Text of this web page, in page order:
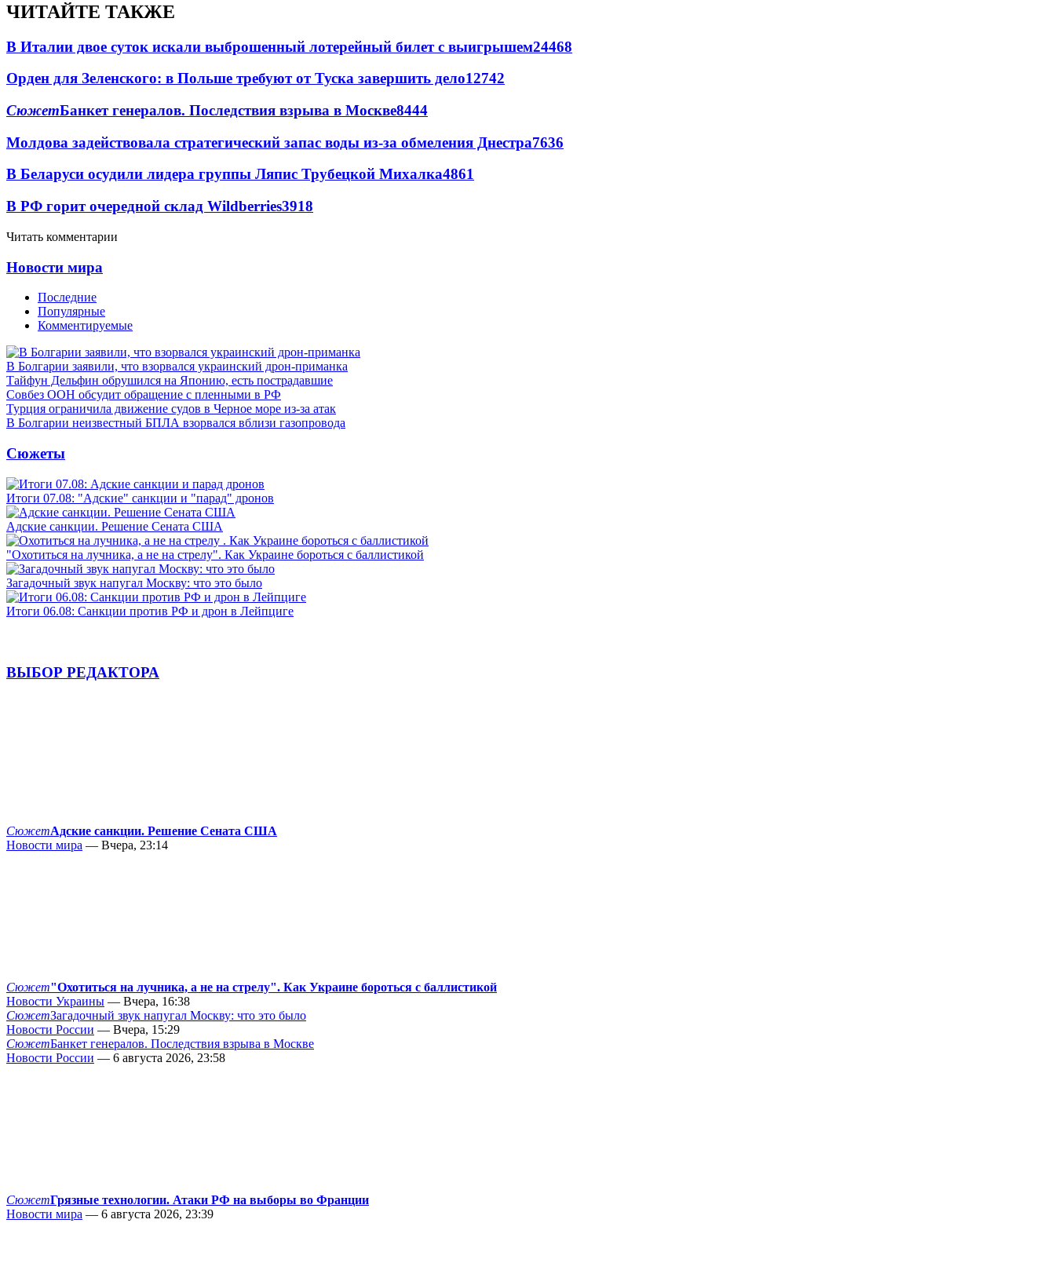
ЧИТАЙТЕ ТАКЖЕ
В Италии двое суток искали выброшенный лотерейный билет с выигрышем24468
Орден для Зеленского: в Польше требуют от Туска завершить дело12742
СюжетБанкет генералов. Последствия взрыва в Москве8444
Молдова задействовала стратегический запас воды из-за обмеления Днестра7636
В Беларуси осудили лидера группы Ляпис Трубецкой Михалка4861
В РФ горит очередной склад Wildberries3918
Читать комментарии
Новости мира
Последние
Популярные
Комментируемые
В Болгарии заявили, что взорвался украинский дрон-приманка
Тайфун Дельфин обрушился на Японию, есть пострадавшие
Совбез ООН обсудит обращение с пленными в РФ
Турция ограничила движение судов в Черное море из-за атак
В Болгарии неизвестный БПЛА взорвался вблизи газопровода
Сюжеты
Итоги 07.08: "Адские" санкции и "парад" дронов
Адские санкции. Решение Сената США
"Охотиться на лучника, а не на стрелу". Как Украине бороться с баллистикой
Загадочный звук напугал Москву: что это было
Итоги 06.08: Санкции против РФ и дрон в Лейпциге
ВЫБОР РЕДАКТОРА
СюжетАдские санкции. Решение Сената США
Новости мира — Вчера, 23:14
Сюжет"Охотиться на лучника, а не на стрелу". Как Украине бороться с баллистикой
Новости Украины — Вчера, 16:38
СюжетЗагадочный звук напугал Москву: что это было
Новости России — Вчера, 15:29
СюжетБанкет генералов. Последствия взрыва в Москве
Новости России — 6 августа 2026, 23:58
СюжетГрязные технологии. Атаки РФ на выборы во Франции
Новости мира — 6 августа 2026, 23:39